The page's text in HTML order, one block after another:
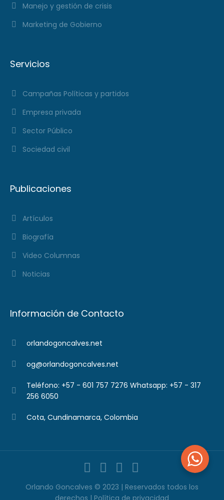
Manejo y gestión de crisis
Marketing de Gobierno
Servicios
Campañas Políticas y partidos
Empresa privada
Sector Público
Sociedad civil
Publicaciones
Artículos
Biografía
Video Columnas
Noticias
Información de Contacto
orlandogoncalves.net
og@orlandogoncalves.net
Teléfono: +57 - 601 757 7276 Whatsapp: +57 - 317
256 6050
Cota, Cundinamarca, Colombia
Orlando Goncalves © 2023 | Reservados todos los